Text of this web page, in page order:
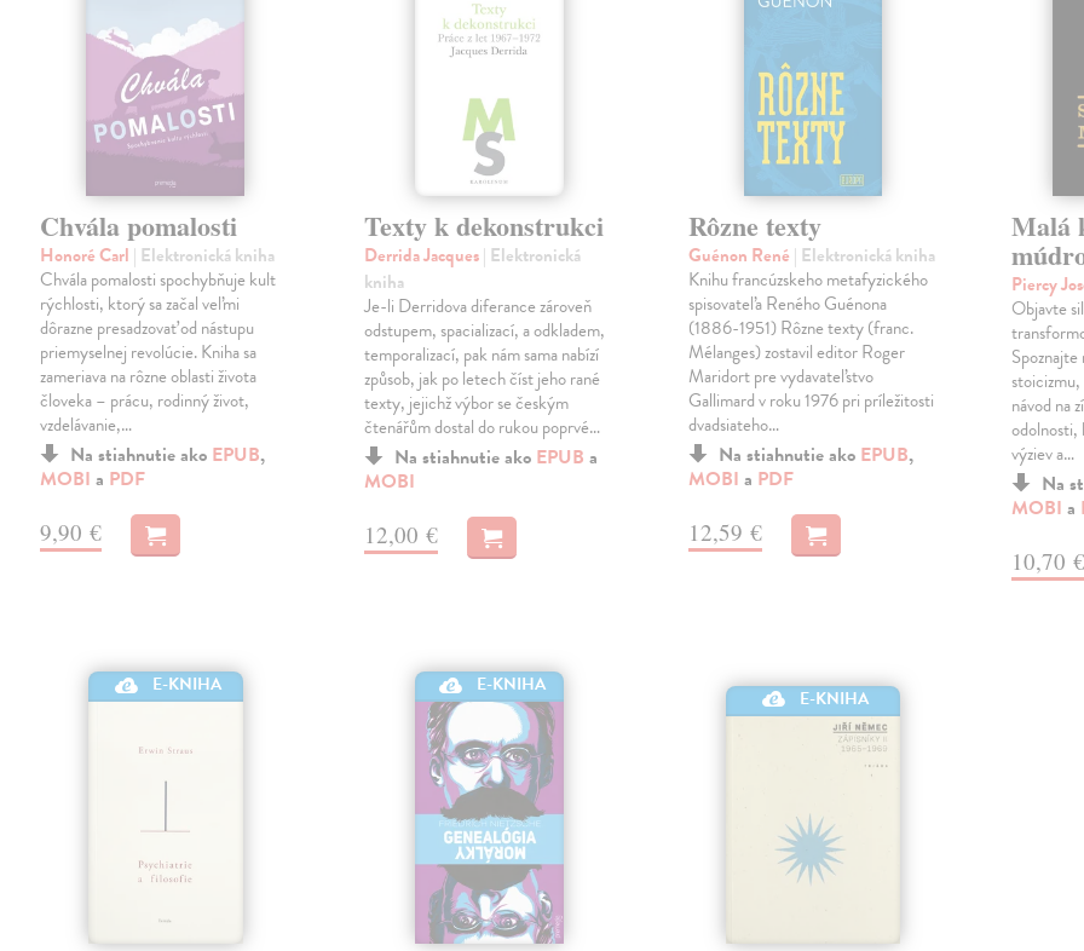
Chvála pomalosti
Honoré Carl | Elektronická kniha
Chvála pomalosti spochybňuje kult
rýchlosti, ktorý sa začal veľmi
dôrazne presadzovať od nástupu
priemyselnej revolúcie. Kniha sa
zameriava na rôzne oblasti života
človeka – prácu, rodinný život,
vzdelávanie,…
Na stiahnutie ako EPUB,
MOBI a PDF
9,90 €
Texty k dekonstrukci
Derrida Jacques| Elektronická
kniha
Je-li Derridova diferance zároveň
odstupem, spacializací, a odkladem,
temporalizací, pak nám sama nabízí
způsob, jak po letech číst jeho rané
texty, jejichž výbor se českým
čtenářům dostal do rukou poprvé…
Na stiahnutie ako EPUB a
MOBI
12,00 €
Rôzne texty
Guénon René | Elektronická kniha
Knihu francúzskeho metafyzického
spisovateľa Reného Guénona
(1886-1951) Rôzne texty (franc.
Mélanges) zostavil editor Roger
Maridort pre vydavateľstvo
Gallimard v roku 1976 pri príležitosti
dvadsiateho…
Na stiahnutie ako EPUB,
MOBI a PDF
12,59 €
Malá
Piercy
Objavte
návod na
odolnosti,
výziev a…
Na
MOBI a
10,70 €
E-KNIHA E-KNIHA
E-KNIHA